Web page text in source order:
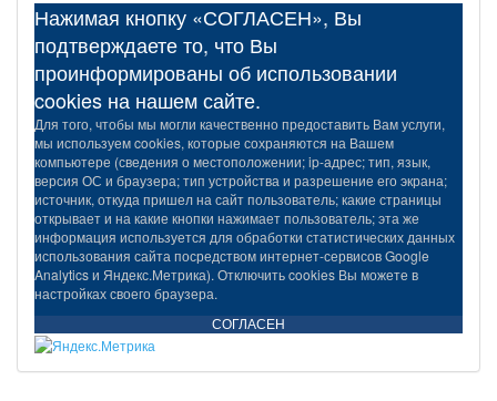
Нажимая кнопку «СОГЛАСЕН», Вы
подтверждаете то, что Вы
проинформированы об использовании
cookies на нашем сайте.
Для того, чтобы мы могли качественно предоставить Вам услуги,
мы используем cookies, которые сохраняются на Вашем
компьютере (сведения о местоположении; ip-адрес; тип, язык,
версия ОС и браузера; тип устройства и разрешение его экрана;
источник, откуда пришел на сайт пользователь; какие страницы
открывает и на какие кнопки нажимает пользователь; эта же
информация используется для обработки статистических данных
использования сайта посредством интернет-сервисов Google
Analytics и Яндекс.Метрика). Отключить cookies Вы можете в
настройках своего браузера.
СОГЛАСЕН